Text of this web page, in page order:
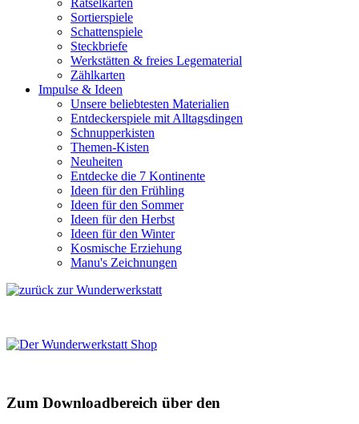
Rätselkarten
Sortierspiele
Schattenspiele
Steckbriefe
Werkstätten & freies Legematerial
Zählkarten
Impulse & Ideen
Unsere beliebtesten Materialien
Entdeckerspiele mit Alltagsdingen
Schnupperkisten
Themen-Kisten
Neuheiten
Entdecke die 7 Kontinente
Ideen für den Frühling
Ideen für den Sommer
Ideen für den Herbst
Ideen für den Winter
Kosmische Erziehung
Manu's Zeichnungen
Zum Downloadbereich über den